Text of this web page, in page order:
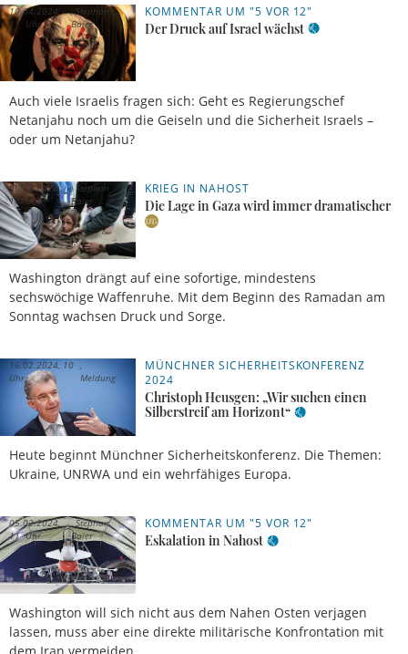
KOMMENTAR UM "5 VOR 12"
Der Druck auf Israel wächst
Auch viele Israelis fragen sich: Geht es Regierungschef
Netanjahu noch um die Geiseln und die Sicherheit Israels –
oder um Netanjahu?
10.04.2024,
11 Uhr
Stephan
Baier
KRIEG IN NAHOST
Die Lage in Gaza wird immer dramatischer
Washington drängt auf eine sofortige, mindestens
sechswöchige Waffenruhe. Mit dem Beginn des Ramadan am
Sonntag wachsen Druck und Sorge.
06.03.2024,
18 Uhr
Stephan
Baier
MÜNCHNER SICHERHEITSKONFERENZ
2024
Christoph Heusgen: „Wir suchen einen
Silberstreif am Horizont“
Heute beginnt Münchner Sicherheitskonferenz. Die Themen:
Ukraine, UNRWA und ein wehrfähiges Europa.
16.02.2024, 10
Uhr
Meldung
KOMMENTAR UM "5 VOR 12"
Eskalation in Nahost
Washington will sich nicht aus dem Nahen Osten verjagen
lassen, muss aber eine direkte militärische Konfrontation mit
05.02.2024,
11 Uhr
Stephan
Baier